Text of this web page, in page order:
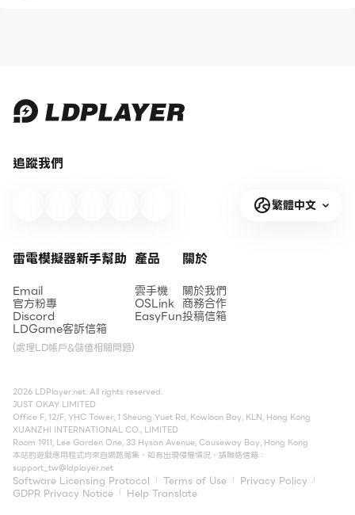
追蹤我們
繁體中文
雷電模擬器新手幫助
Email
官方粉專
Discord
LDGame客訴信箱
(處理LD帳戶&儲值相關問題)
產品
雲手機
OSLink
EasyFun
關於
關於我們
商務合作
投稿信箱
2026 LDPlayer.net. All rights reserved.
JUST OKAY LIMITED
Office F, 12/F, YHC Tower, 1 Sheung Yuet Rd, Kowloon Bay, KLN, Hong Kong
XUANZHI INTERNATIONAL CO., LIMITED
Room 1911, Lee Garden One, 33 Hysan Avenue, Causeway Bay, Hong Kong
本站的遊戲應用程式均來自網路蒐集，如有出現侵權情況，請聯絡信箱：
support_tw@ldplayer.net
Software Licensing Protocol Terms of Use
Privacy Policy
GDPR Privacy Notice
Help Translate